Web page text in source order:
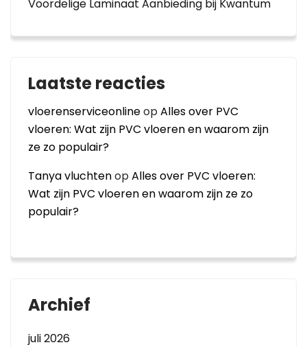
Voordelige Laminaat Aanbieding bij Kwantum
Laatste reacties
vloerenserviceonlineopAlles over PVC
vloeren: Wat zijn PVC vloeren en waarom zijn
ze zo populair?
Tanya vluchtenopAlles over PVC vloeren:
Wat zijn PVC vloeren en waarom zijn ze zo
populair?
Archief
juli 2026